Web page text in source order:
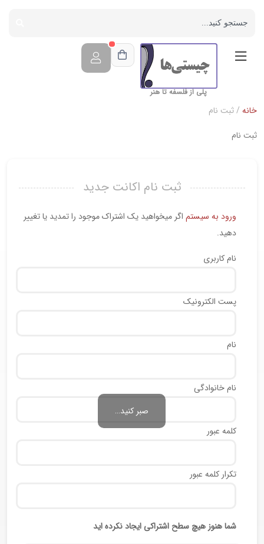
پلی از فلسفه تا هنر
خانه / ثبت نام
ثبت نام
ثبت نام اکانت جدید
ورود به سیستم اگر میخواهید یک اشتراک موجود را تمدید یا تغییر
دهید.
نام کاربری
پست الکترونیک
نام
نام خانوادگی
کلمه عبور
تکرار کلمه عبور
شما هنوز هیچ سطح اشتراکی ایجاد نکرده اید
صبر کنید…